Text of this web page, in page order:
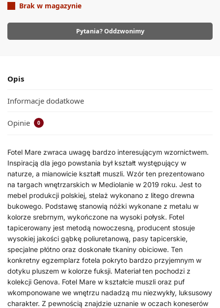
Brak w magazynie
Pytania? Oddzwonimy
Opis
Informacje dodatkowe
Opinie 0
Fotel Mare zwraca uwagę bardzo interesującym wzornictwem.
Inspiracją dla jego powstania był kształt występujący w
naturze, a mianowicie kształt muszli. Wzór ten prezentowano
na targach wnętrzarskich w Mediolanie w 2019 roku. Jest to
mebel produkcji polskiej, stelaż wykonano z litego drewna
bukowego. Podstawę stanowią nóżki wykonane z metalu w
kolorze srebrnym, wykończone na wysoki połysk. Fotel
tapicerowany jest metodą nowoczesną, producent stosuje
wysokiej jakości gąbkę poliuretanową, pasy tapicerskie,
specjalne płótno oraz doskonałe tkaniny obiciowe. Ten
konkretny egzemplarz fotela pokryto bardzo przyjemnym w
dotyku pluszem w kolorze fuksji. Materiał ten pochodzi z
kolekcji Genova. Fotel Mare w kształcie muszli oraz puf
wkomponowane we wnętrzu nadadzą mu niezwykły, luksusowy
charakter. Z pewnością znajdzie uznanie w oczach koneserów